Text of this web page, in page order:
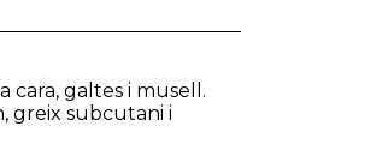
galtes i musell.
greix subcutani i